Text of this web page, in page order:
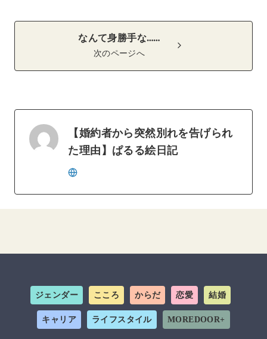
なんて身勝手な……
次のページへ
【婚約者から突然別れを告げられ
た理由】ぱるる絵日記
ジェンダー こころ からだ 恋愛 結婚
キャリア ライフスタイル MOREDOOR+